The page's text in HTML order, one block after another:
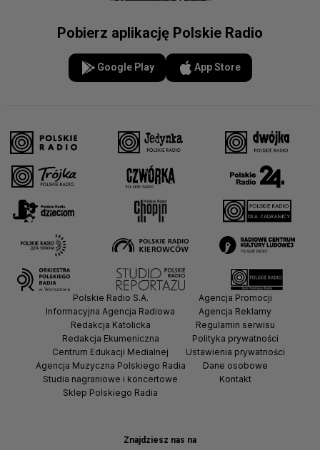
Pobierz aplikację Polskie Radio
Google Play App Store
Znajdziesz nas na
Polskie Radio S.A.
Informacyjna Agencja Radiowa
Redakcja Katolicka
Redakcja Ekumeniczna
Centrum Edukacji Medialnej
Agencja Muzyczna Polskiego Radia
Studia nagraniowe i koncertowe
Sklep Polskiego Radia
Agencja Promocji
Agencja Reklamy
Regulamin serwisu
Polityka prywatności
Ustawienia prywatności
Dane osobowe
Kontakt